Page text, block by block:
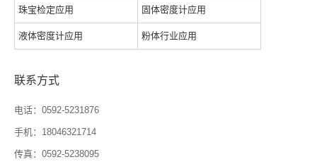
珠宝检定应用 固体密度计应用
液体密度计应用 粉体行业应用
联系方式
电话：0592-5231876
手机：18046321714
传真：0592-5238095